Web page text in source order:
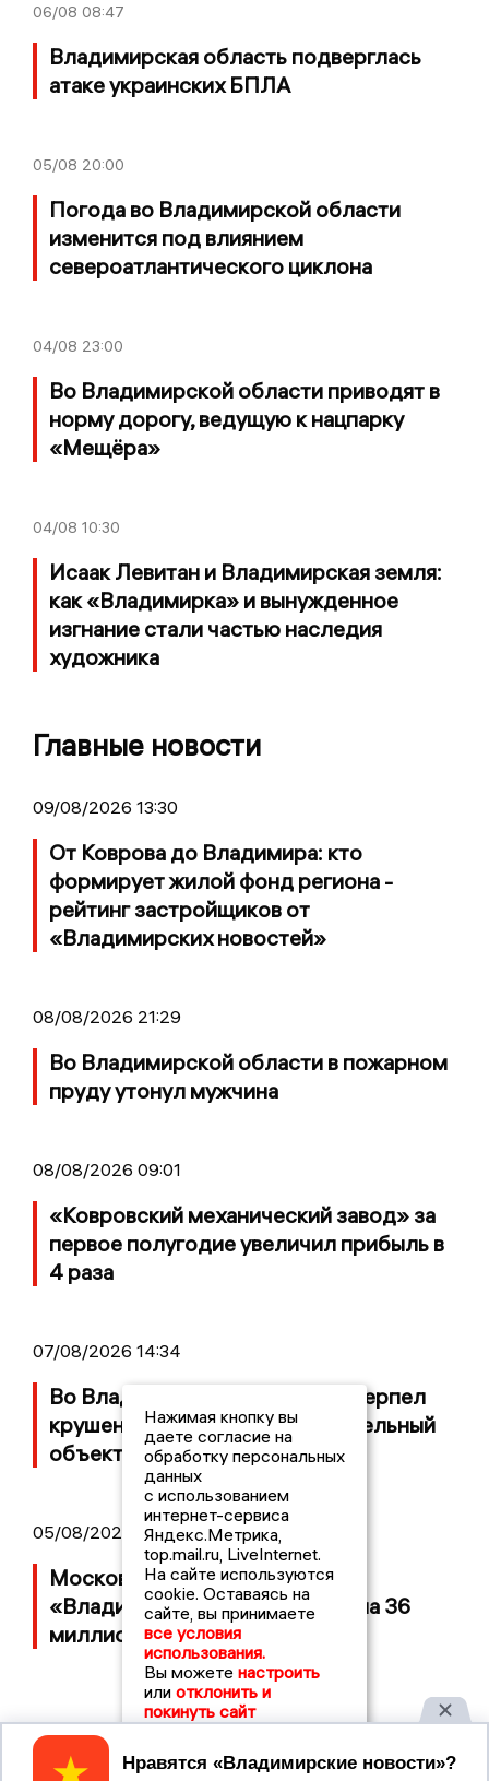
06/08 08:47
Владимирская область подверглась
атаке украинских БПЛА
05/08 20:00
Погода во Владимирской области
изменится под влиянием
североатлантического циклона
04/08 23:00
Во Владимирской области приводят в
норму дорогу, ведущую к нацпарку
«Мещёра»
04/08 10:30
Исаак Левитан и Владимирская земля:
как «Владимирка» и вынужденное
изгнание стали частью наследия
художника
Главные новости
09/08/2026 13:30
От Коврова до Владимира: кто
формирует жилой фонд региона -
рейтинг застройщиков от
«Владимирских новостей»
08/08/2026 21:29
Во Владимирской области в пожарном
пруду утонул мужчина
08/08/2026 09:01
«Ковровский механический завод» за
первое полугодие увеличил прибыль в
4 раза
07/08/2026 14:34
Во Владимирской области потерпел
крушение неопознанный летательный
объект
05/08/2026 08:30
Московский ЧОП подал иск к
«Владимирскому стандарту» на 36
миллионов рублей
Нажимая кнопку вы
даете согласие на
обработку персональных
данных
с использованием
интернет-сервиса
Яндекс.Метрика,
top.mail.ru, LiveInternet.
На сайте используются
cookie. Оставаясь на
сайте, вы принимаете
все условия
использования.
Вы можете настроить
или отклонить и
покинуть сайт
Принять